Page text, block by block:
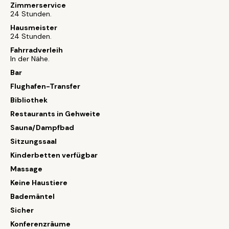
Zimmerservice
24 Stunden.
Hausmeister
24 Stunden.
Fahrradverleih
In der Nähe.
Bar
Flughafen-Transfer
Bibliothek
Restaurants in Gehweite
Sauna/Dampfbad
Sitzungssaal
Kinderbetten verfügbar
Massage
Keine Haustiere
Bademäntel
Sicher
Konferenzräume